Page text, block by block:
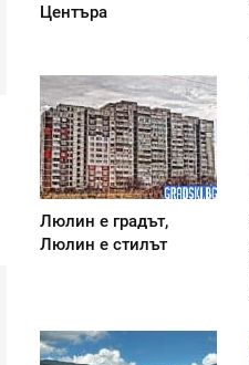
Центъра
Люлин е градът,
Люлин е стилът